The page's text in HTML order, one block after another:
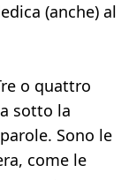
(anche) al
o quattro
sotto la
Sono le
come le